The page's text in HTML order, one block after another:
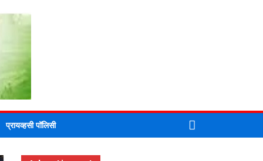
प्रायव्हसी पॉलिसी